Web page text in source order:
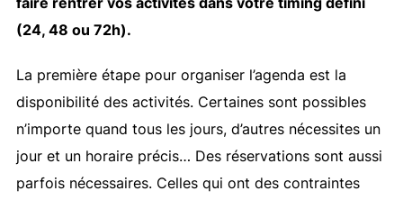
(24, 48 ou 72h).
La première étape pour organiser l’agenda est la
disponibilité des activités. Certaines sont possibles
n’importe quand tous les jours, d’autres nécessites un
jour et un horaire précis… Des réservations sont aussi
parfois nécessaires. Celles qui ont des contraintes